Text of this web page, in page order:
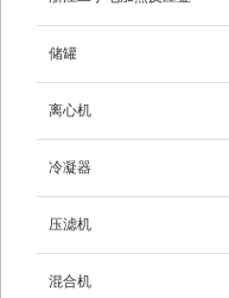
储罐
离心机
冷凝器
压滤机
混合机